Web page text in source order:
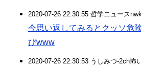
2020-07-26 22:30:55 哲学ニュース
今思い返してみるとクッソ危
びwww
2020-07-26 22:30:53 うしみつ-2ch怖